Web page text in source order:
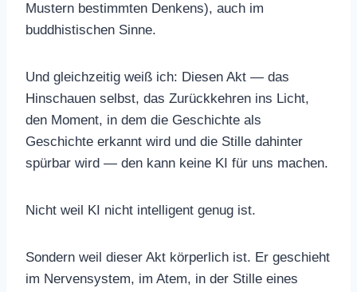
Mustern bestimmten Denkens), auch im
buddhistischen Sinne.
Und gleichzeitig weiß ich: Diesen Akt — das
Hinschauen selbst, das Zurückkehren ins Licht,
den Moment, in dem die Geschichte als
Geschichte erkannt wird und die Stille dahinter
spürbar wird — den kann keine KI für uns machen.
Nicht weil KI nicht intelligent genug ist.
Sondern weil dieser Akt körperlich ist. Er geschieht
im Nervensystem, im Atem, in der Stille eines